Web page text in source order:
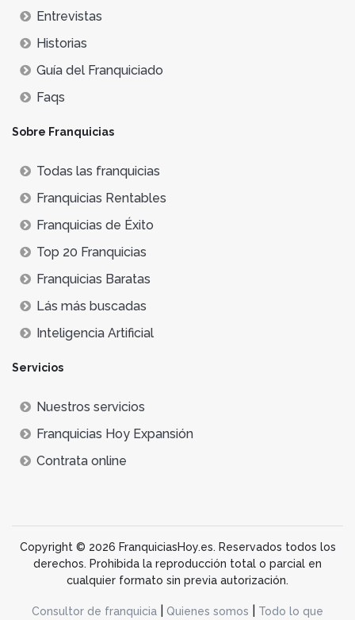
Entrevistas
Historias
Guía del Franquiciado
Faqs
Sobre Franquicias
Todas las franquicias
Franquicias Rentables
Franquicias de Éxito
Top 20 Franquicias
Franquicias Baratas
Lás más buscadas
Inteligencia Artificial
Servicios
Nuestros servicios
Franquicias Hoy Expansión
Contrata online
Copyright © 2026 FranquiciasHoy.es. Reservados todos los
derechos. Prohibida la reproducción total o parcial en
cualquier formato sin previa autorización.
Consultor de franquicia Quienes somos Todo lo que